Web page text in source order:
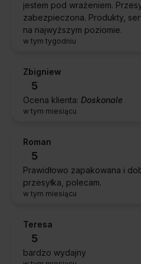
jestem pod wrażeniem.
zabezpieczona. Produkty,
na najwyższym poziomie.
w tym tygodniu
Zbigniew
5
Ocena klienta: Doskonale
w tym miesiącu
Roman
5
Prawidłowo zapakowana i
przesyłka, polecam.
w tym miesiącu
Teresa
5
bardzo wydajny